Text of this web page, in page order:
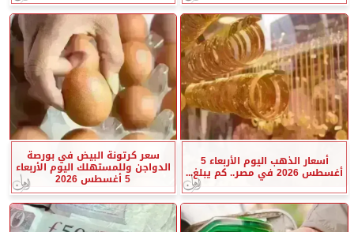
أسعار الذهب اليوم الأربعاء 5
أغسطس 2026 في مصر.. كم يبلغ...
سعر كرتونة البيض في بورصة
الدواجن وللمستهلك اليوم الأربعاء
5 أغسطس 2026